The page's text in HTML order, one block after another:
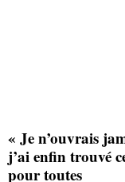
« Je n’ouvrais
j’ai enfin trouvé
pour toutes